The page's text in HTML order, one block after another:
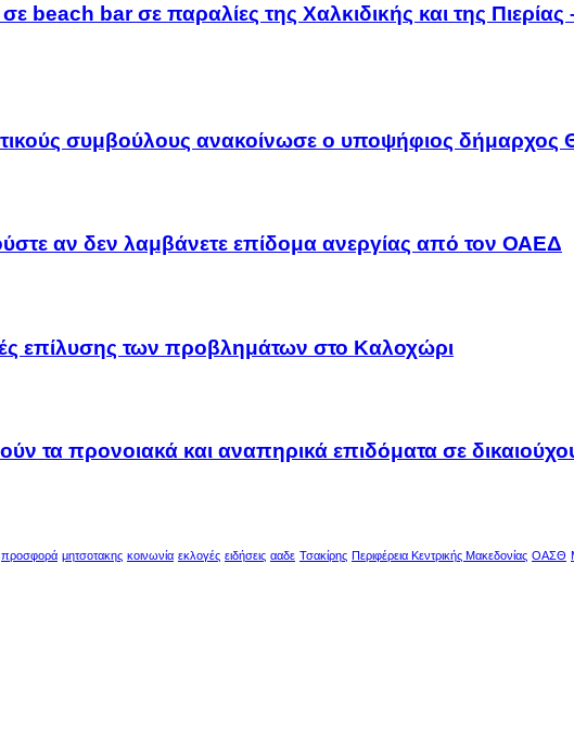
beach bar σε παραλίες της Χαλκιδικής και της
συμβούλους ανακοίνωσε ο υποψήφιος δήμαρχος
αν δεν λαμβάνετε επίδομα ανεργίας από τον ΟΑΕΔ
επίλυσης των προβλημάτων στο Καλοχώρι
τα προνοιακά και αναπηρικά επιδόματα σε
προσφορά μητσοτακης κοινωνία εκλογές ειδήσεις ααδε Τσακίρης Περιφέρεια Κεντρικής Μακεδονίας ΟΑΣΘ